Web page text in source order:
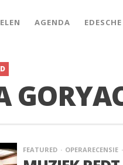
AGENDA
FEATURED OPERARECENSIE